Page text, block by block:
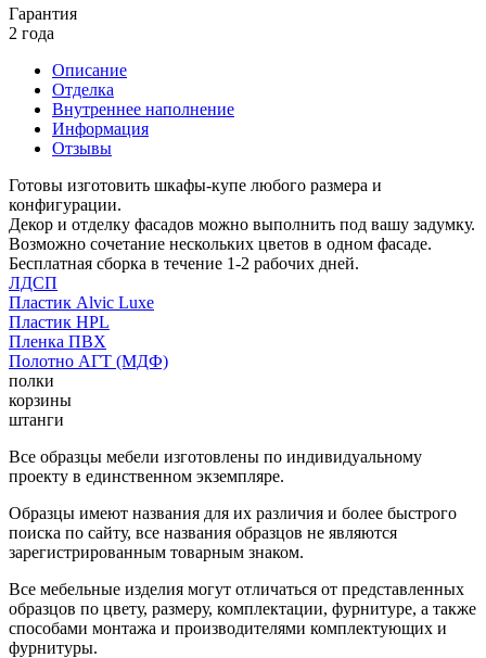
Гарантия
2 года
Описание
Отделка
Внутреннее наполнение
Информация
Отзывы
Готовы изготовить шкафы-купе любого размера и
конфигурации.
Декор и отделку фасадов можно выполнить под вашу задумку.
Возможно сочетание нескольких цветов в одном фасаде.
Бесплатная сборка в течение 1-2 рабочих дней.
ЛДСП
Пластик Alvic Luxe
Пластик HPL
Пленка ПВХ
Полотно АГТ (МДФ)
полки
корзины
штанги
Все образцы мебели изготовлены по индивидуальному
проекту в единственном экземпляре.
Образцы имеют названия для их различия и более быстрого
поиска по сайту, все названия образцов не являются
зарегистрированным товарным знаком.
Все мебельные изделия могут отличаться от представленных
образцов по цвету, размеру, комплектации, фурнитуре, а также
способами монтажа и производителями комплектующих и
фурнитуры.